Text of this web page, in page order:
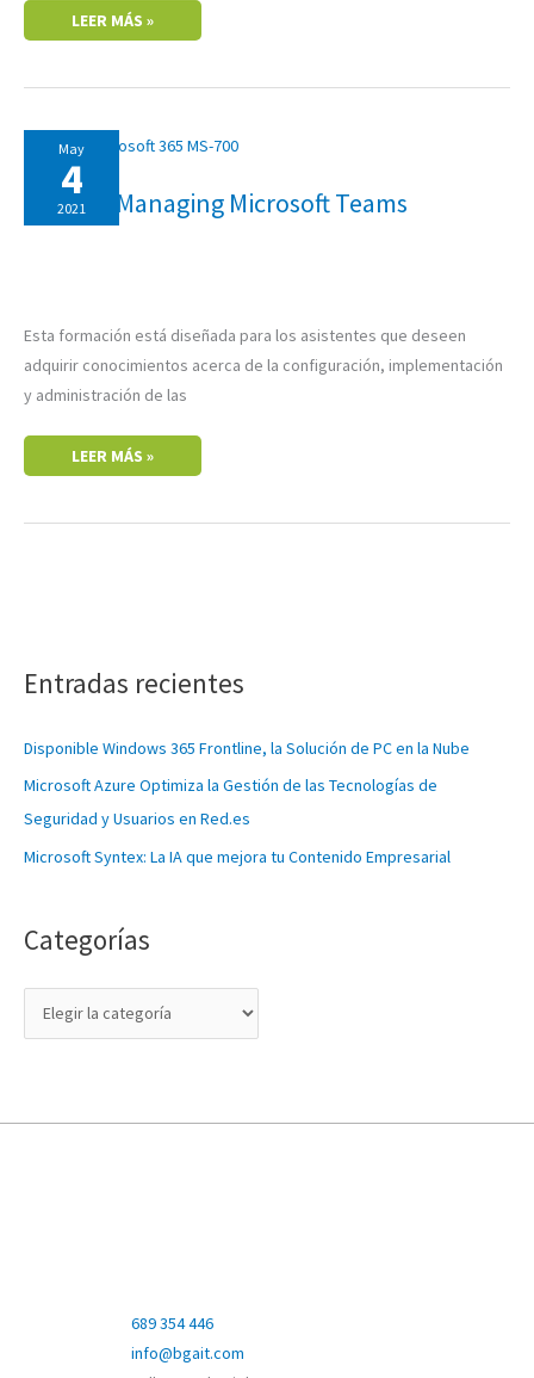
LEER MÁS »
May
4
2021
MS-700: Managing Microsoft Teams
Esta formación está diseñada para los asistentes que deseen
adquirir conocimientos acerca de la configuración, implementación
y administración de las
700:
MANAGING
MICROSOFT
TEAMS
LEER MÁS »
Entradas recientes
Disponible Windows 365 Frontline, la Solución de PC en la Nube
Microsoft Azure Optimiza la Gestión de las Tecnologías de
Seguridad y Usuarios en Red.es
Microsoft Syntex: La IA que mejora tu Contenido Empresarial
Categorías
t
í
s
689 354 446
info@bgait.com